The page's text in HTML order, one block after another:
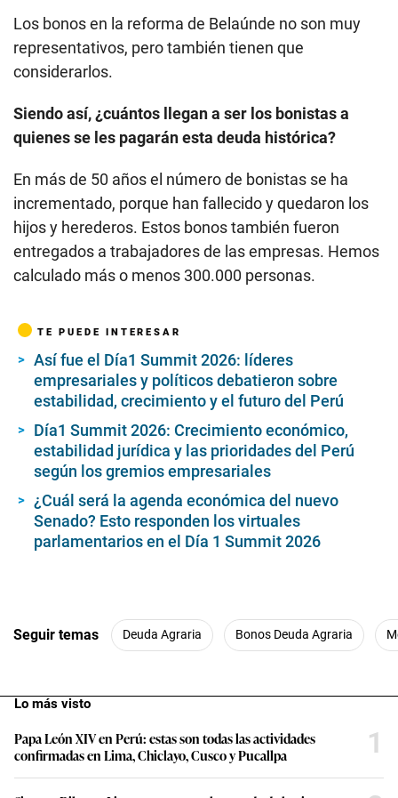
Los bonos en la reforma de Belaúnde no son muy
representativos, pero también tienen que
considerarlos.
Siendo así, ¿cuántos llegan a ser los bonistas a
quienes se les pagarán esta deuda histórica?
En más de 50 años el número de bonistas se ha
incrementado, porque han fallecido y quedaron los
hijos y herederos. Estos bonos también fueron
entregados a trabajadores de las empresas. Hemos
calculado más o menos 300.000 personas.
TE PUEDE INTERESAR
Así fue el Día1 Summit 2026: líderes
empresariales y políticos debatieron sobre
estabilidad, crecimiento y el futuro del Perú
Día1 Summit 2026: Crecimiento económico,
estabilidad jurídica y las prioridades del Perú
según los gremios empresariales
¿Cuál será la agenda económica del nuevo
Senado? Esto responden los virtuales
parlamentarios en el Día 1 Summit 2026
Seguir temas Deuda Agraria Bonos Deuda Agraria
Lo más visto
Papa León XIV en Perú: estas son todas las actividades
confirmadas en Lima, Chiclayo, Cusco y Pucallpa
1